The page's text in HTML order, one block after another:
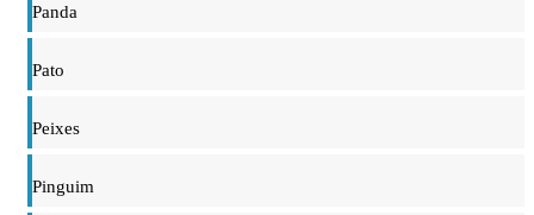
Panda
Pato
Peixes
Pinguim